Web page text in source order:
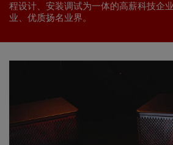
程设计、安装调试为一体的高薪科技企
业、优质扬名业界。